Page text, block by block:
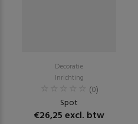
Decoratie
Inrichting
(0)
Spot
€26,25 excl. btw